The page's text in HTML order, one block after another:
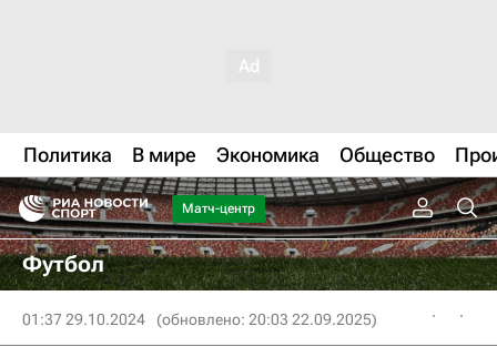
Политика В мире Экономика Общество
Матч-центр
Футбол
01:37 29.10.2024 (обновлено: 20:03 22.09.2025)